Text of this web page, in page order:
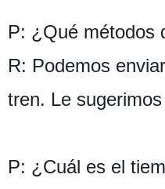
P: ¿Qué métodos
R: Podemos
tren. Le
P: ¿Cuál es el